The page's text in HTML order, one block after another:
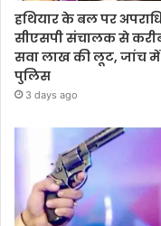
हथियार के बल पर
सीएसपी संचालक से
सवा लाख की लूट, जांच
पुलिस
3 days ago